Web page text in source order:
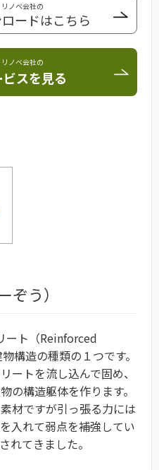
ノベ会社の
ードはこちら
ノベ会社の
スを見る
う）
ート（Reinforced
構造の種類の１つです。
ートを流し込んで固め、
の構造躯体を作ります。
材ですが引っ張る力には
入れて弱点を補強してい
れてきました。